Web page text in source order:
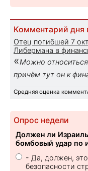
Комментарий дня
Отец погибшей 7
Либермана в
«Можно
причём тут он к
Средняя оценка
Опрос недели
Должен ли
бомбовый удар по
- Да, должен,
безопасности